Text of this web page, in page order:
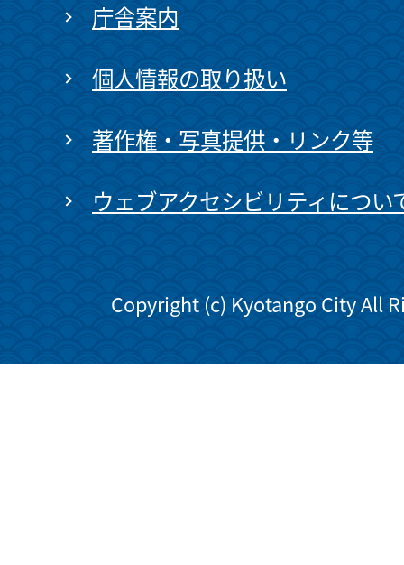
庁舎案内
個人情報の取り扱い
著作権・写真提供・リンク等
ウェブアクセシビリティについ
Copyright (c) Kyotango City All